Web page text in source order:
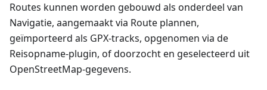
Routes kunnen worden gebouwd als onderdeel van
Navigatie, aangemaakt via Route plannen,
geïmporteerd als GPX-tracks, opgenomen via de
Reisopname-plugin, of doorzocht en geselecteerd uit
OpenStreetMap-gegevens.